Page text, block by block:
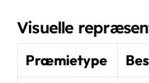
Visuelle
Præmietype